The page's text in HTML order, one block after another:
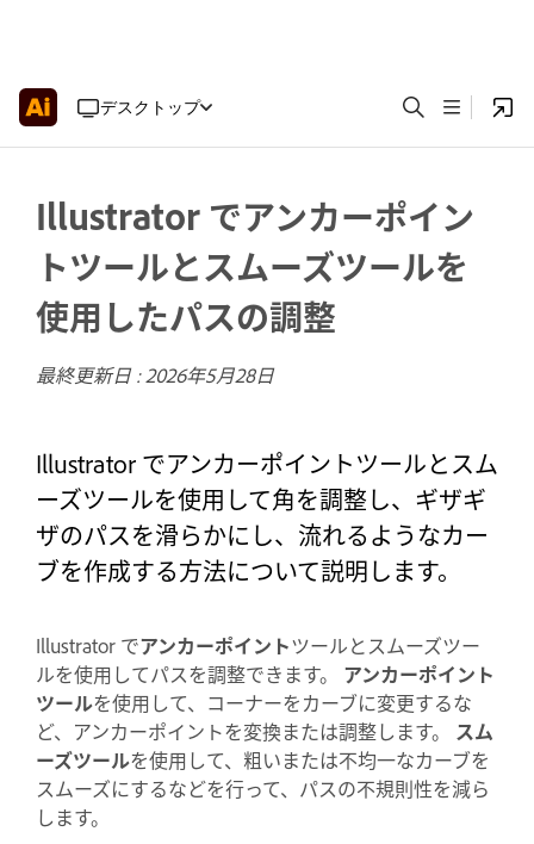
デスクトップ
Illustrator でアンカーポイン
トツールとスムーズツールを
使用したパスの調整
最終更新日 :2026年5月28日
Illustrator でアンカーポイントツールとスム
ーズツールを使用して角を調整し、ギザギ
ザのパスを滑らかにし、流れるようなカー
ブを作成する方法について説明します。
Illustrator でアンカーポイントツールとスムーズツー
ルを使用してパスを調整できます。 アンカーポイント
ツールを使用して、コーナーをカーブに変更するな
ど、アンカーポイントを変換または調整します。 スム
ーズツールを使用して、粗いまたは不均一なカーブを
スムーズにするなどを行って、パスの不規則性を減ら
します。